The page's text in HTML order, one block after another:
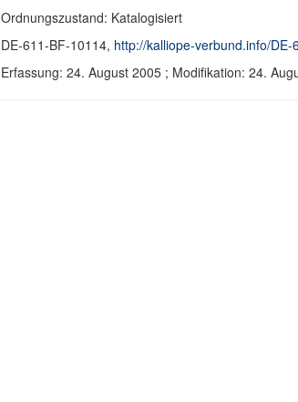
Ordnungszustand: Katalogisiert
DE-611-BF-10114, http://kalliope-verbund.info/DE-
Erfassung: 24. August 2005 ; Modifikation: 24.